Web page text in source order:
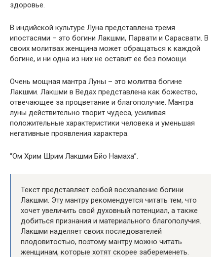
здоровье.
В индийской культуре Луна представлена тремя
ипостасями – это богини Лакшми, Парвати и Сарасвати. В
своих молитвах женщина может обращаться к каждой
богине, и ни одна из них не оставит ее без помощи.
Очень мощная мантра Луны – это молитва богине
Лакшми. Лакшми в Ведах представлена как божество,
отвечающее за процветание и благополучие. Мантра
луны действительно творит чудеса, усиливая
положительные характеристики человека и уменьшая
негативные проявления характера.
“Ом Хрим Шрим Лакшми Бйо Намаха”.
Текст представляет собой восхваление богини
Лакшми. Эту мантру рекомендуется читать тем, что
хочет увеличить свой духовный потенциал, а также
добиться признания и материального благополучия.
Лакшми наделяет своих последователей
плодовитостью, поэтому мантру можно читать
женщинам, которые хотят скорее забеременеть.